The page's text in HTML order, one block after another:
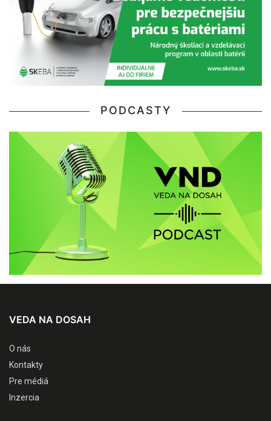
PODCASTY
VEDA NA DOSAH
O nás
Kontakty
Pre médiá
Inzercia